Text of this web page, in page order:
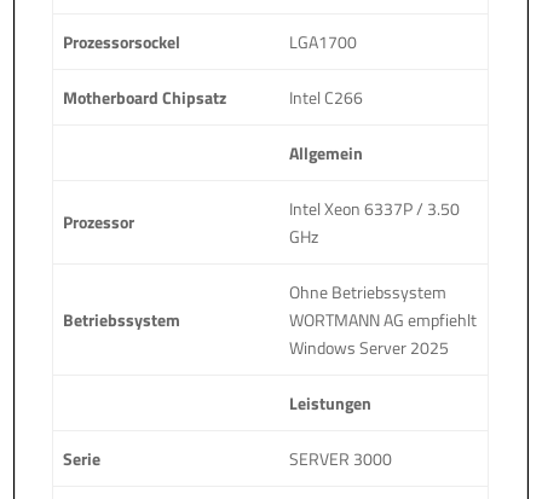
Prozessorsockel LGA1700
Motherboard Chipsatz Intel C266
Allgemein
Prozessor
Intel Xeon 6337P / 3.50
GHz
Betriebssystem
Ohne Betriebssystem
WORTMANN AG empfiehlt
Windows Server 2025
Leistungen
Serie SERVER 3000